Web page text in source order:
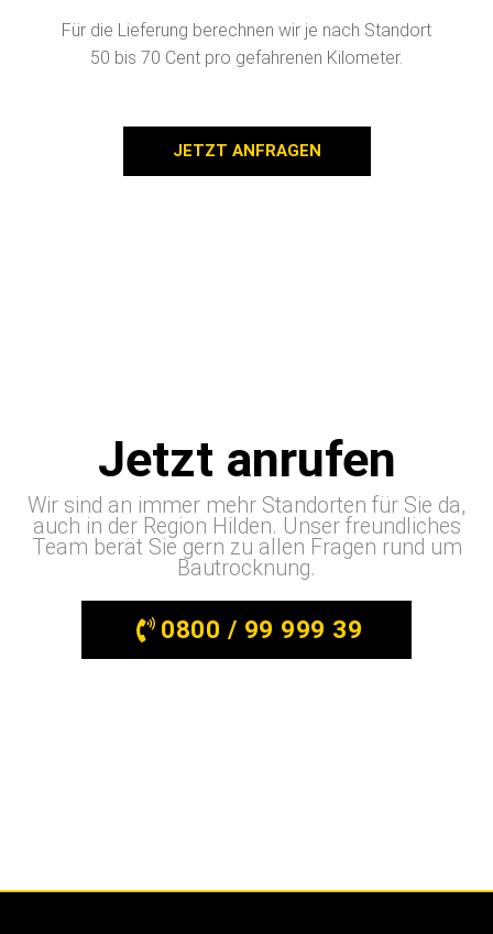
Für die Lieferung berechnen wir je nach Standort
50 bis 70 Cent pro gefahrenen Kilometer.
JETZT ANFRAGEN
Jetzt anrufen
Wir sind an immer mehr Standorten für Sie da,
auch in der Region Hilden. Unser freundliches
Team berät Sie gern zu allen Fragen rund um
Bautrocknung.
0800 / 99 999 39